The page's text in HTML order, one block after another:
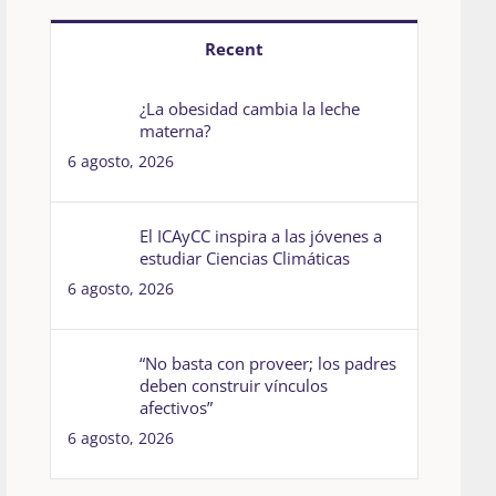
Recent
¿La obesidad cambia la leche
materna?
6 agosto, 2026
El ICAyCC inspira a las jóvenes a
estudiar Ciencias Climáticas
6 agosto, 2026
“No basta con proveer; los padres
deben construir vínculos
afectivos”
6 agosto, 2026